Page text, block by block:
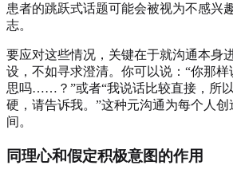
患者的跳跃式话题可能会被视为不感兴
志。
要应对这些情况，关键在于就沟通本身
设，不如寻求澄清。你可以说：“你那
思吗……？”或者“我说话比较直接，所
硬，请告诉我。”这种元沟通为每个人
间。
同理心和假定积极意图的作用